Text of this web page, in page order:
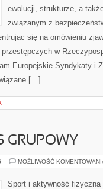
ewolucji, strukturze, a
związanym z
się na omówieniu
przestępczych w
Europejskie Syndykaty i
[…]
GRUPOWY
MOŻLIWOŚĆ
Sport i aktywność